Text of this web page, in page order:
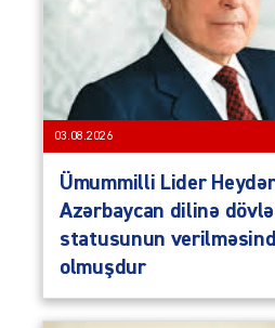
03.08.2026
Ümummilli Lider
Azərbaycan dilinə
statusunun
olmuşdur